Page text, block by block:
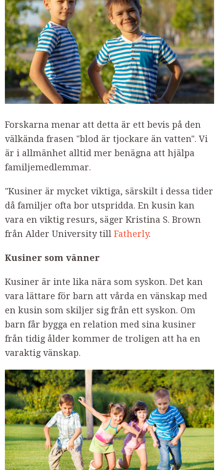
Forskarna menar att detta är ett bevis på den
välkända frasen "blod är tjockare än vatten". Vi
är i allmänhet alltid mer benägna att hjälpa
familjemedlemmar.
"Kusiner är mycket viktiga, särskilt i dessa tider
då familjer ofta bor utspridda. En kusin kan
vara en viktig resurs, säger Kristina S. Brown
från Alder University till Fatherly.
Kusiner som vänner
Kusiner är inte lika nära som syskon. Det kan
vara lättare för barn att vårda en vänskap med
en kusin som skiljer sig från ett syskon. Om
barn får bygga en relation med sina kusiner
från tidig ålder kommer de troligen att ha en
varaktig vänskap.